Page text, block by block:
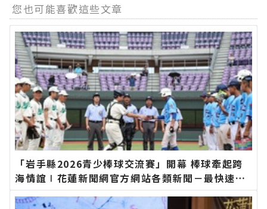
您也可能喜歡這些文章
「岩手縣2026青少棒球交流賽」開幕 棒球牽起跨
海情誼∣花蓮新聞網官方網站各類新聞－最快速的
今日新聞報導 最新的在地資訊！